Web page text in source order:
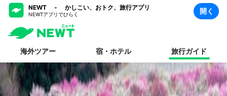
NEWT - かしこい、おトク、旅行アプリ
NEWTアプリでひらく 開く
海外ツアー 宿・ホテル 旅行ガイド